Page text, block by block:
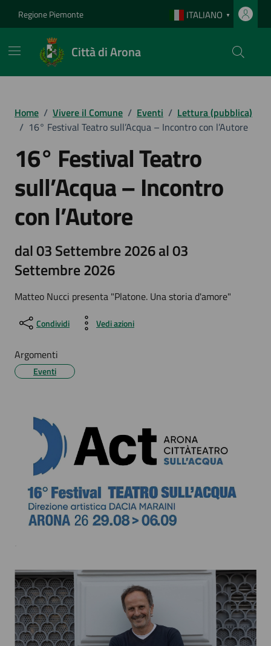
Regione Piemonte ITALIANO ▼
Città di Arona
Home / Vivere il Comune / Eventi / Lettura (pubblica)
/ 16° Festival Teatro sull’Acqua – Incontro con l’Autore
16° Festival Teatro
sull’Acqua – Incontro
con l’Autore
dal 03 Settembre 2026 al 03
Settembre 2026
Matteo Nucci presenta "Platone. Una storia d'amore"
Condividi Vedi azioni
Argomenti
Eventi